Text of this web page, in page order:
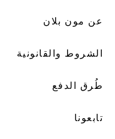
طُرق الدفع
تابعونا
عن مون بلان
الشروط والقانونية